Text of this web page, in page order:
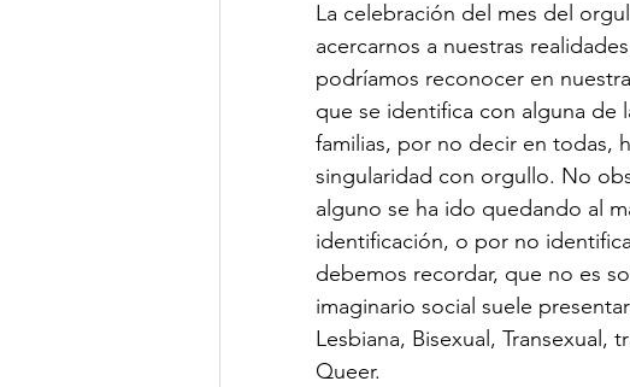
La celebración del mes del
acercarnos a nuestras
podríamos reconocer en
que se identifica con alguna de
familias, por no decir en todas,
singularidad con orgullo. No
alguno se ha ido quedando al
identificación, o por no
debemos recordar, que no es
imaginario social suele
Lesbiana, Bisexual,
Queer.